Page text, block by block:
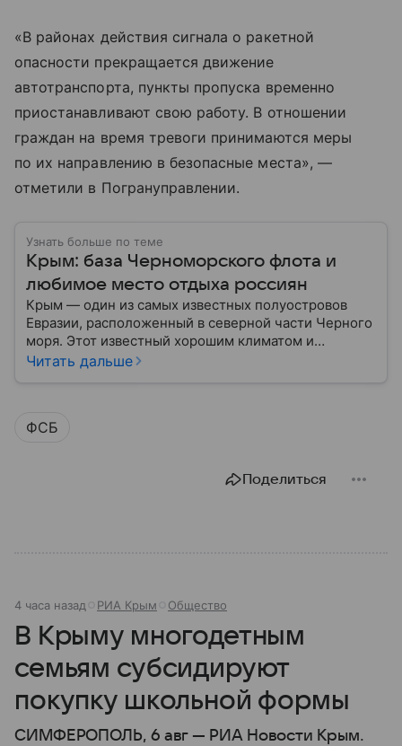
«В районах действия сигнала о ракетной
опасности прекращается движение
автотранспорта, пункты пропуска временно
приостанавливают свою работу. В отношении
граждан на время тревоги принимаются меры
по их направлению в безопасные места», —
отметили в Погрануправлении.
Узнать больше по теме
Крым: база Черноморского флота и
любимое место отдыха россиян
Крым — один из самых известных полуостровов
Евразии, расположенный в северной части Черного
моря. Этот известный хорошим климатом и
красивой природой регион имеет также огромное
положение сделало полуостров ключевой точкой
Читать дальше
ФСБ
Поделиться
4 часа назад РИА Крым Общество
В Крыму многодетным
семьям субсидируют
покупку школьной формы
СИМФЕРОПОЛЬ, 6 авг — РИА Новости Крым.